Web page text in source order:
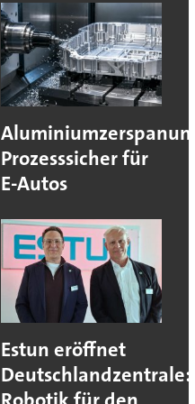
Prozesssicher für
E-Autos
Estun eröffnet
Deutschlandzentrale: